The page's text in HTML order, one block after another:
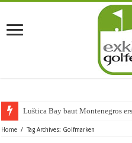
Luštica Bay baut Montenegros
Home / Tag Archives: Golfmarken